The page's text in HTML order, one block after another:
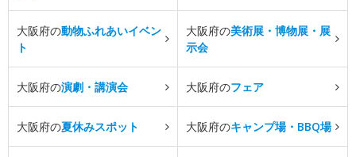
大阪府の動物ふれあいイベン
ト
大阪府の美術展・博物展・展
示会
大阪府の演劇・講演会 大阪府のフェア
大阪府の夏休みスポット 大阪府のキャンプ場・BBQ場